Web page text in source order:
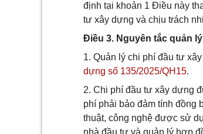
định tại khoản 1 Điều này
tư xây dựng và chịu trách
Điều 3. Nguyên tắc quản
1. Quản lý chi phí đầu tư
dựng số 135/2025/QH15.
2. Chi phí đầu tư xây dựng
phí phải bảo đảm tính đồng
thuật, công nghệ được sử
nhà đầu tư và quản lý hợp